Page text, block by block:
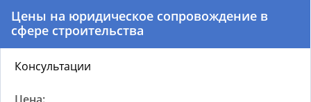
Цены на юридическое сопровождение в
сфере строительства
Консультации